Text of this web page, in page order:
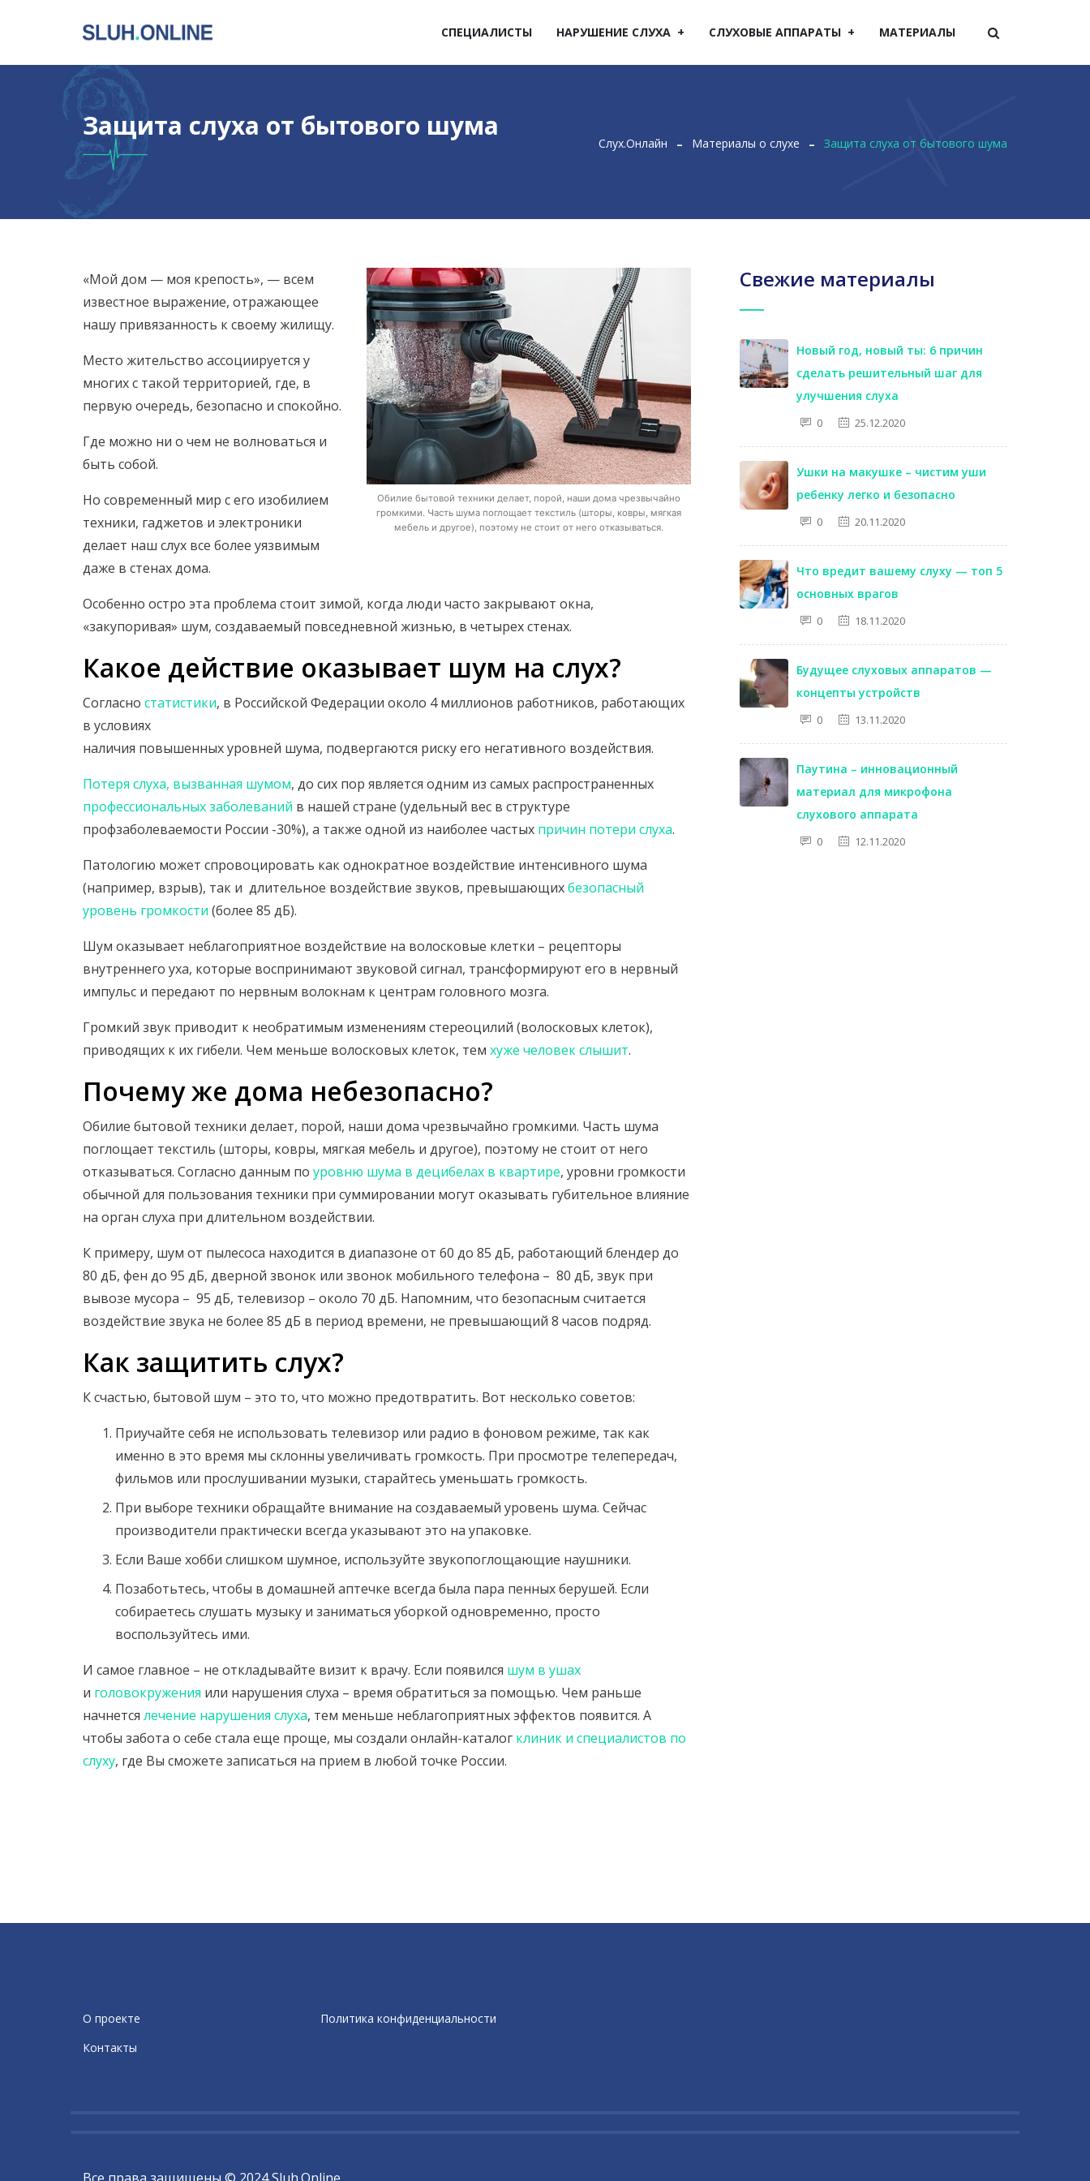
СПЕЦИАЛИСТЫ НАРУШЕНИЕ СЛУХА СЛУХОВЫЕ АППАРАТЫ МАТЕРИАЛЫ
Защита слуха от бытового шума
Слух.Онлайн Материалы о слухе Защита слуха от бытового шума
Обилие бытовой техники делает, порой, наши дома чрезвычайно
громкими. Часть шума поглощает текстиль (шторы, ковры, мягкая
мебель и другое), поэтому не стоит от него отказываться.
«Мой дом — моя крепость», — всем
известное выражение, отражающее
нашу привязанность к своему жилищу.
Место жительство ассоциируется у
многих с такой территорией, где, в
первую очередь, безопасно и спокойно.
Где можно ни о чем не волноваться и
быть собой.
Но современный мир с его изобилием
техники, гаджетов и электроники
делает наш слух все более уязвимым
даже в стенах дома.
Особенно остро эта проблема стоит зимой, когда люди часто закрывают окна,
«закупоривая» шум, создаваемый повседневной жизнью, в четырех стенах.
Какое действие оказывает шум на слух?
Согласно статистики, в Российской Федерации около 4 миллионов работников, работающих
в условиях
наличия повышенных уровней шума, подвергаются риску его негативного воздействия.
Потеря слуха, вызванная шумом, до сих пор является одним из самых распространенных
профессиональных заболеваний в нашей стране (удельный вес в структуре
профзаболеваемости России -30%), а также одной из наиболее частых причин потери слуха.
Патологию может спровоцировать как однократное воздействие интенсивного шума
(например, взрыв), так и длительное воздействие звуков, превышающихбезопасный
уровень громкости (более 85 дБ).
Шум оказывает неблагоприятное воздействие на волосковые клетки – рецепторы
внутреннего уха, которые воспринимают звуковой сигнал, трансформируют его в нервный
импульс и передают по нервным волокнам к центрам головного мозга.
Громкий звук приводит к необратимым изменениям стереоцилий (волосковых клеток),
приводящих к их гибели. Чем меньше волосковых клеток, тем хуже человек слышит.
Почему же дома небезопасно?
Обилие бытовой техники делает, порой, наши дома чрезвычайно громкими. Часть шума
поглощает текстиль (шторы, ковры, мягкая мебель и другое), поэтому не стоит от него
отказываться. Согласно данным по уровню шума в децибелах в квартире, уровни громкости
обычной для пользования техники при суммировании могут оказывать губительное влияние
на орган слуха при длительном воздействии.
К примеру, шум от пылесоса находится в диапазоне от 60 до 85 дБ, работающий блендер до
80 дБ, фен до 95 дБ, дверной звонок или звонок мобильного телефона – 80 дБ, звук при
вывозе мусора – 95 дБ, телевизор – около 70 дБ. Напомним, что безопасным считается
воздействие звука не более 85 дБ в период времени, не превышающий 8 часов подряд.
Как защитить слух?
К счастью, бытовой шум – это то, что можно предотвратить. Вот несколько советов:
Приучайте себя не использовать телевизор или радио в фоновом режиме, так как
именно в это время мы склонны увеличивать громкость. При просмотре телепередач,
фильмов или прослушивании музыки, старайтесь уменьшать громкость.
При выборе техники обращайте внимание на создаваемый уровень шума. Сейчас
производители практически всегда указывают это на упаковке.
Если Ваше хобби слишком шумное, используйте звукопоглощающие наушники.
Позаботьтесь, чтобы в домашней аптечке всегда была пара пенных берушей. Если
собираетесь слушать музыку и заниматься уборкой одновременно, просто
воспользуйтесь ими.
И самое главное – не откладывайте визит к врачу. Если появился шум в ушах
и головокружения или нарушения слуха – время обратиться за помощью. Чем раньше
начнется лечение нарушения слуха, тем меньше неблагоприятных эффектов появится. А
чтобы забота о себе стала еще проще, мы создали онлайн-каталог клиник и специалистов по
слуху, где Вы сможете записаться на прием в любой точке России.
Свежие материалы
Новый год, новый ты: 6 причин
сделать решительный шаг для
улучшения слуха
0 25.12.2020
Ушки на макушке – чистим уши
ребенку легко и безопасно
0 20.11.2020
Что вредит вашему слуху — топ 5
основных врагов
0 18.11.2020
Будущее слуховых аппаратов —
концепты устройств
0 13.11.2020
Паутина – инновационный
материал для микрофона
слухового аппарата
0 12.11.2020
О проекте
Контакты
Политика конфиденциальности